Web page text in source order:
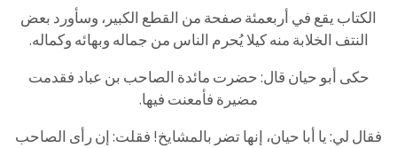
الكتاب يقع في أربعمئة صفحة من القطع الكبير، وسأورد بعض
النتف الخلابة منه كيلا يُحرم الناس من جماله وبهائه وكماله.
حكى أبو حيان قال: حضرت مائدة الصاحب بن عباد فقدمت
مضيرة فأمعنت فيها.
فقال لي: يا أبا حيان، إنها تضر بالمشايخ! فقلت: إن رأى الصاحب